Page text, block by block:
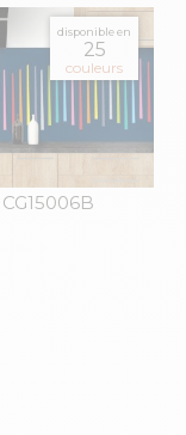
disponible en
25
couleurs